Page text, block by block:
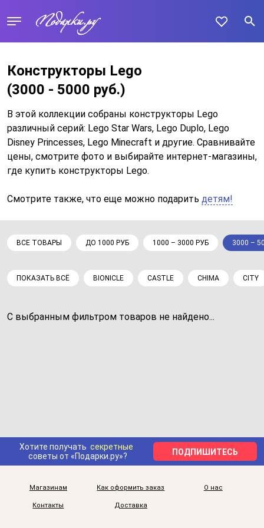
Конструкторы Lego
(3000 - 5000 руб.)
В этой коллекции собраны конструкторы Lego
различный серий: Lego Star Wars, Lego Duplo, Lego
Disney Princesses, Lego Minecraft и другие. Сравнивайте
цены, смотрите фото и выбирайте интернет-магазины,
где купить конструкторы Lego.
Смотрите также, что еще можно подарить детям!
ВСЕ ТОВАРЫ ДО 1000 РУБ 1000 – 3000 РУБ 3000 –
ПОКАЗАТЬ ВСЁ BIONICLE CASTLE CHIMA CITY
С выбранным фильтром товаров не найдено...
Хотите получать секретные
советы от «Подарки.ру»?
ПОДПИШИТЕСЬ
Магазинам Как оформить заказ О нас
Контакты Доставка